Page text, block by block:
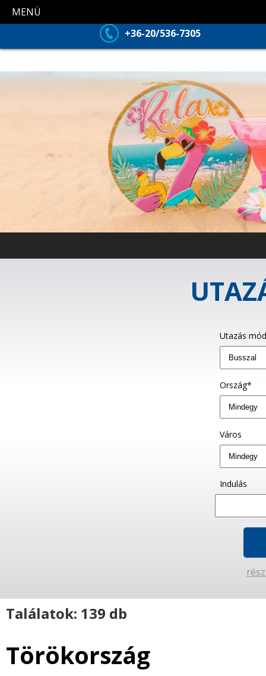
MENÜ
+36-20/536-7305
Utazás
Ország*
Város
Indulás
Találatok: 139 db
Törökország